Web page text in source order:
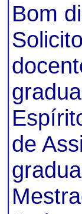
Bom
de